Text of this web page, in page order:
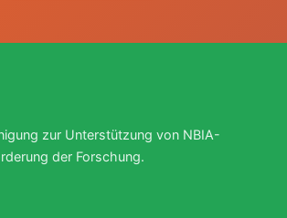
zur Unterstützung von NBIA-
der Forschung.